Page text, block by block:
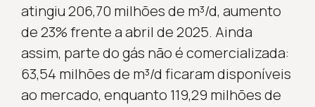
atingiu 206,70 milhões de m³/d, aumento
de 23% frente a abril de 2025. Ainda
assim, parte do gás não é comercializada:
63,54 milhões de m³/d ficaram disponíveis
ao mercado, enquanto 119,29 milhões de